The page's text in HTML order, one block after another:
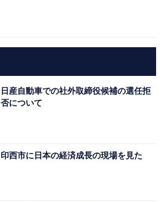
日産自動車での社外取締役候補の選任拒
否について
印西市に日本の経済成長の現場を見た